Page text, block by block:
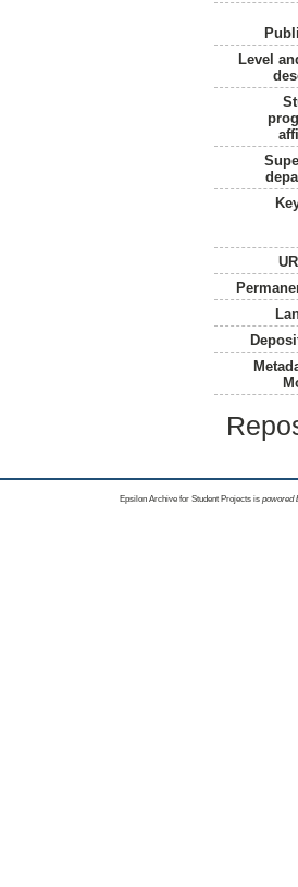
Level
Epsilon Archive for Student Projects is powored